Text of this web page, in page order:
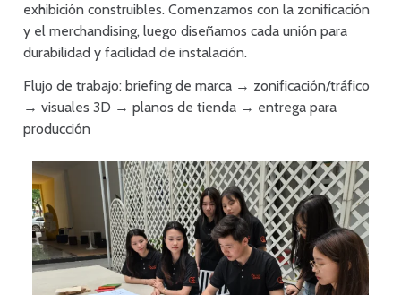
exhibición construibles. Comenzamos con la zonificación
y el merchandising, luego diseñamos cada unión para
durabilidad y facilidad de instalación.
Flujo de trabajo: briefing de marca → zonificación/tráfico
→ visuales 3D → planos de tienda → entrega para
producción